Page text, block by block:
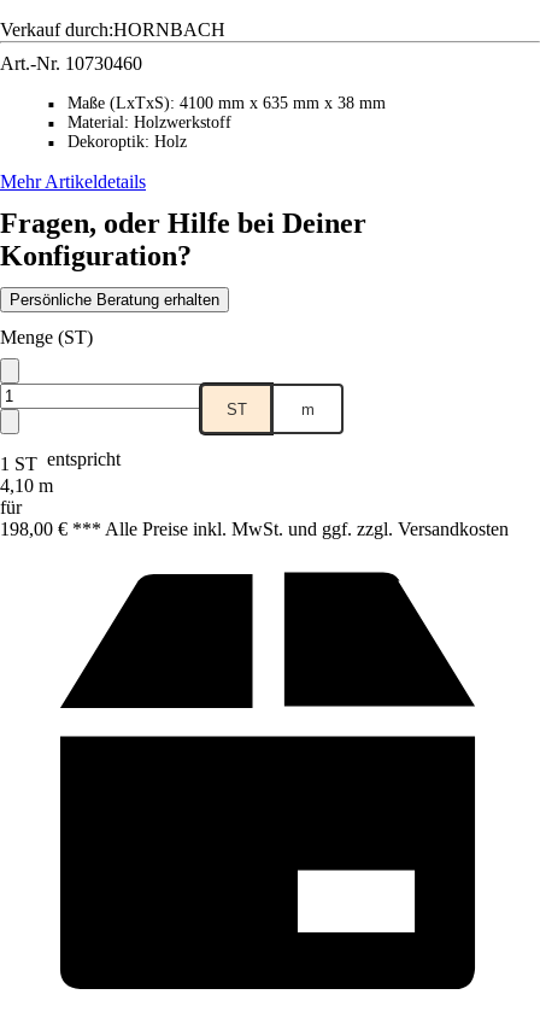
Verkauf durch:HORNBACH
Art.-Nr. 10730460
■ Maße (LxTxS): 4100 mm x 635 mm x 38 mm
■ Material: Holzwerkstoff
■ Dekoroptik: Holz
Mehr Artikeldetails
Fragen, oder Hilfe bei Deiner
Konfiguration?
Persönliche Beratung erhalten
Menge (ST)
ST m
1 ST entspricht
4,10 m
für
198,00 € *** Alle Preise inkl. MwSt. und ggf. zzgl. Versandkosten